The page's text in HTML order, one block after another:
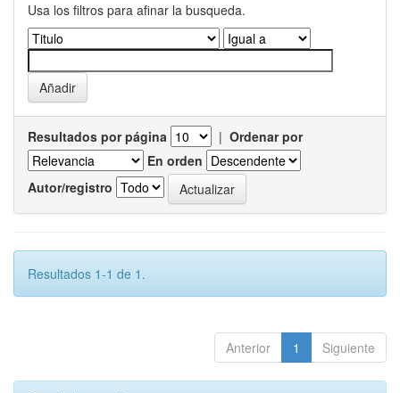
Usa los filtros para afinar la busqueda.
Resultados por página | Ordenar por
En orden
Autor/registro
Resultados 1-1 de 1.
Anterior 1 Siguiente